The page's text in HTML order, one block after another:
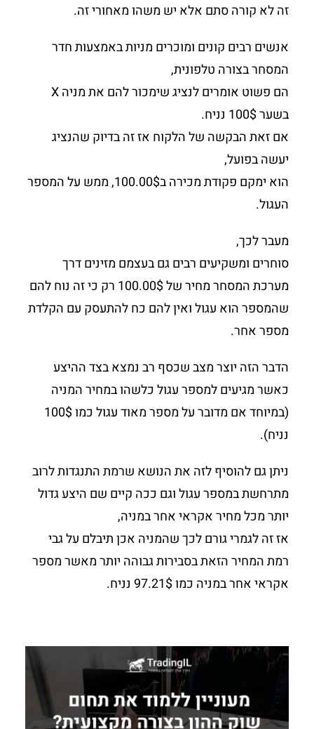
זה לא קורה סתם אלא יש משהו מאחורי זה.
אנשים רבים קונים ומוכרים מניות באמצעות חדר
המסחר בצורה טלפונית,
הם פשוט אומרים לנציג שימכור להם את מניה X
בשער 100$ נניח.
אם זאת הבקשה של הלקוח אז זה בדיוק שהנציג
יעשה בפועל,
הוא ימקם פקודת מכירה ב100.00$, ממש על המספר
העגול.
מעבר לכך,
סוחרים ומשקיעים רבים גם בעצמם מזינים דרך
מערכת המסחר מחיר של 100.00$ רק כי זה נוח להם
שהמספר הוא עגול ואין להם כח להתעסק עם הקלדת
מספר אחר.
הדבר הזה יוצר מצב שכסף רב נמצא בצד ההיצע
כאשר מגיעים למספר עגול כלשהו במחיר המניה
(במיוחד אם מדובר על מספר מאוד עגול כמו 100$
נניח).
ניתן גם להוסיף לזה את הנושא שרמת התנגדות לרוב
מתרחשת במספר עגול וגם ככה קיים שם היצע גדול
יותר מכל מחיר אקראי אחר במניה,
אז זה לגמרי גורם לכך שהמניה אכן תיבלם על גבי
רמת המחיר הזאת בסבירות גבוהה יותר מאשר מספר
אקראי אחר במניה כמו 97.21$ נניח.